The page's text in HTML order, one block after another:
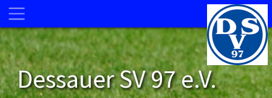
Dessauer SV 97 e.V.